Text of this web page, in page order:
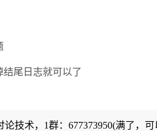
尾日志就可以了
论技术，1群：677373950(满了，